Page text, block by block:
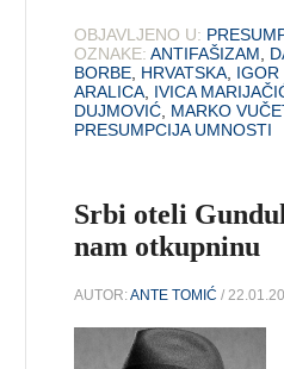
OBJAVLJENO U:
OZNAKE: ANTIFAŠIZAM
BORBE HRVATSKA IGOR
ARALICA IVICA
DUJMOVIĆ MARKO
PRESUMPCIJA UMNOSTI
Srbi oteli
nam otkupninu
AUTOR:ANTE TOMIĆ /